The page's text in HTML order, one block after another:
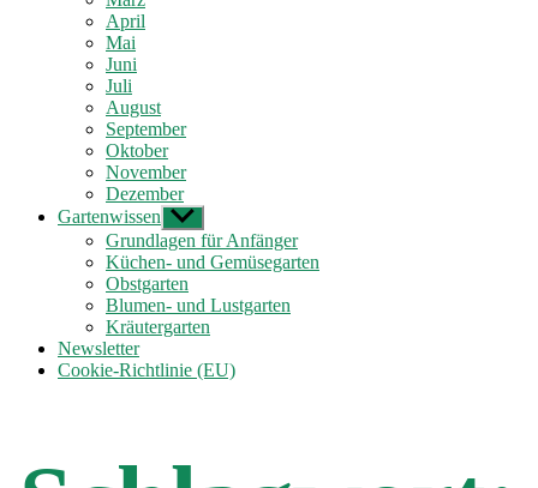
April
Mai
Juni
Juli
August
September
Oktober
November
Dezember
Gartenwissen Untermenü
anzeigen
Grundlagen für Anfänger
Küchen- und Gemüsegarten
Obstgarten
Blumen- und Lustgarten
Kräutergarten
Newsletter
Cookie-Richtlinie (EU)